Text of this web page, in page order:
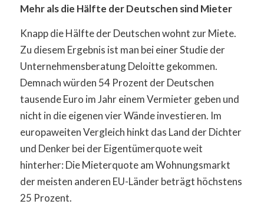
Mehr als die Hälfte der Deutschen sind Mieter
Knapp die Hälfte der Deutschen wohnt zur Miete.
Zu diesem Ergebnis ist man bei einer Studie der
Unternehmensberatung Deloitte gekommen.
Demnach würden 54 Prozent der Deutschen
tausende Euro im Jahr einem Vermieter geben und
nicht in die eigenen vier Wände investieren. Im
europaweiten Vergleich hinkt das Land der Dichter
und Denker bei der Eigentümerquote weit
hinterher: Die Mieterquote am Wohnungsmarkt
der meisten anderen EU-Länder beträgt höchstens
25 Prozent.